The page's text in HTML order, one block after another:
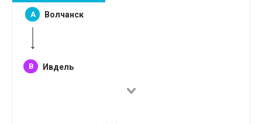
A Волчанск
B Ивдель